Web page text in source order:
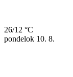
26/12 °C
pondelok 10. 8.